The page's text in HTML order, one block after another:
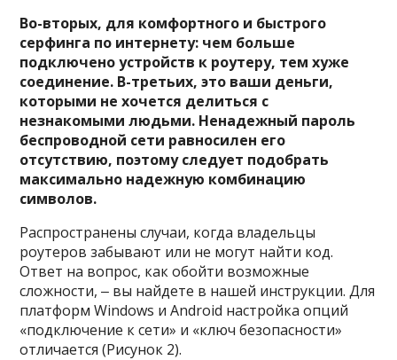
Во-вторых, для комфортного и быстрого
серфинга по интернету: чем больше
подключено устройств к роутеру, тем хуже
соединение. В-третьих, это ваши деньги,
которыми не хочется делиться с
незнакомыми людьми. Ненадежный пароль
беспроводной сети равносилен его
отсутствию, поэтому следует подобрать
максимально надежную комбинацию
символов.
Распространены случаи, когда владельцы
роутеров забывают или не могут найти код.
Ответ на вопрос, как обойти возможные
сложности, ‒ вы найдете в нашей инструкции. Для
платформ Windows и Android настройка опций
«подключение к сети» и «ключ безопасности»
отличается (Рисунок 2).